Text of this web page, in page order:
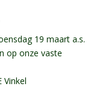
19 maart a.s.
op onze vaste
Vinkel